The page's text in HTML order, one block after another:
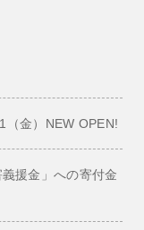
（金）NEW OPEN!
援金」への寄付金